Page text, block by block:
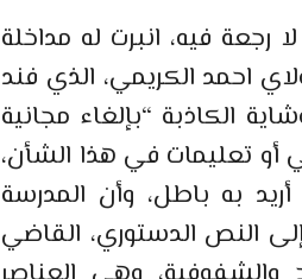
رجعة فيه، انبرت له مداخلة
احمد الكريمي، الذي فند
الكاذبة “بإلغاء مجانية
أو تعليمات في هذا الشأن،
به باطل، وأن المدرسة
النص الدستوري، القاضي